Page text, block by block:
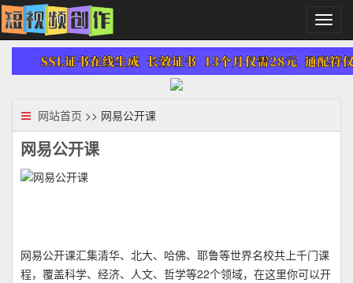
切
换
导
航
网站首页 >> 网易公开课
网易公开课
网易公开课汇集清华、北大、哈佛、耶鲁等世界名校共上千门课
程，覆盖科学、经济、人文、哲学等22个领域，在这里你可以开